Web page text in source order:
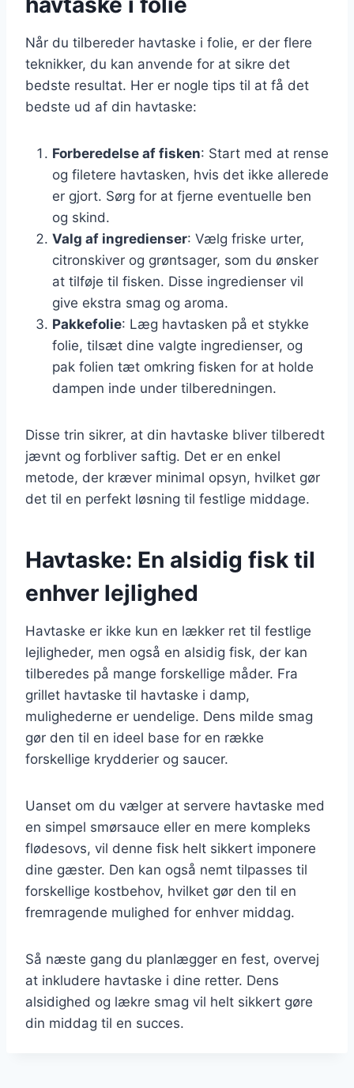
Når du tilbereder havtaske i folie, er der flere
teknikker, du kan anvende for at sikre det
bedste resultat. Her er nogle tips til at få det
bedste ud af din havtaske:
Forberedelse af fisken: Start med at rense
og filetere havtasken, hvis det ikke allerede
er gjort. Sørg for at fjerne eventuelle ben
og skind.
Valg af ingredienser: Vælg friske urter,
citronskiver og grøntsager, som du ønsker
at tilføje til fisken. Disse ingredienser vil
give ekstra smag og aroma.
Pakkefolie: Læg havtasken på et stykke
folie, tilsæt dine valgte ingredienser, og
pak folien tæt omkring fisken for at holde
dampen inde under tilberedningen.
Disse trin sikrer, at din havtaske bliver tilberedt
jævnt og forbliver saftig. Det er en enkel
metode, der kræver minimal opsyn, hvilket gør
det til en perfekt løsning til festlige middage.
Havtaske: En alsidig fisk til
enhver lejlighed
Havtaske er ikke kun en lækker ret til festlige
lejligheder, men også en alsidig fisk, der kan
tilberedes på mange forskellige måder. Fra
grillet havtaske til havtaske i damp,
mulighederne er uendelige. Dens milde smag
gør den til en ideel base for en række
forskellige krydderier og saucer.
Uanset om du vælger at servere havtaske med
en simpel smørsauce eller en mere kompleks
flødesovs, vil denne fisk helt sikkert imponere
dine gæster. Den kan også nemt tilpasses til
forskellige kostbehov, hvilket gør den til en
fremragende mulighed for enhver middag.
Så næste gang du planlægger en fest, overvej
at inkludere havtaske i dine retter. Dens
alsidighed og lækre smag vil helt sikkert gøre
din middag til en succes.